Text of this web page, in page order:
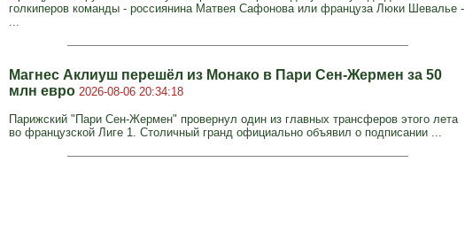
голкиперов команды - россиянина Матвея Сафонова или француза Люки Шевалье -
...
Магнес Аклиуш перешёл из Монако в Пари Сен-Жермен за 50
млн евро 2026-08-06 20:34:18
Парижский "Пари Сен-Жермен" провернул один из главных трансферов этого лета
во французской Лиге 1. Столичный гранд официально объявил о подписании ...